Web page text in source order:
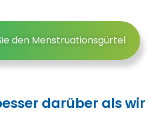
den Menstruationsgürtel
darüber als wir